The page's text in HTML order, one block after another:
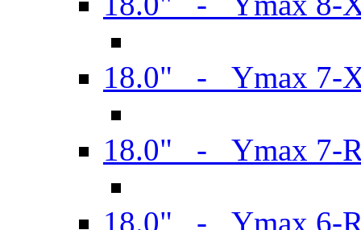
18.0" - Ymax 7-
18.0" - Ymax 7-
18.0" - Ymax 6-